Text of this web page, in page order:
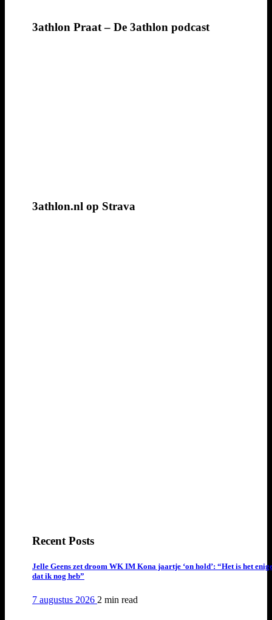
3athlon Praat – De 3athlon podcast
3athlon.nl op Strava
Recent Posts
Jelle Geens zet droom WK IM Kona jaartje ‘on hold’: “Het is het
dat ik nog heb”
7 augustus 2026 2 min read